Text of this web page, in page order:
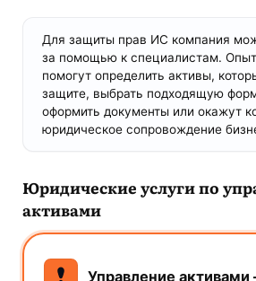
Для защиты прав ИС компания
за помощью к специалистам.
помогут определить активы,
защите, выбрать подходящую
оформить документы или окажут
юридическое сопровождение
Юридические услуги по
активами
Управление активами